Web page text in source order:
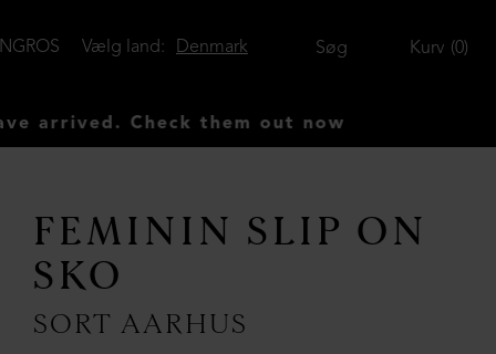
Kurv 0
Søg
Denmark
Vælg land:
Check them out now
FEMININ SLIP ON
SKO
SORT AARHUS